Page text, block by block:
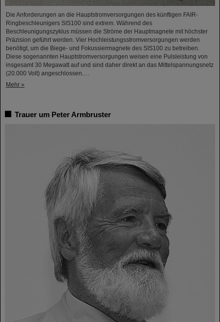
Die Anforderungen an die Hauptstromversorgungen des künftigen FAIR-
Ringbeschleunigers SIS100 sind extrem. Während des
Beschleunigungszyklus müssen die Ströme der Hauptmagnete mit höchster
Präzision geführt werden. Vier Hochleistungsstromversorgungen werden
benötigt, um die Biege- und Fokussiermagnete des SIS100 zu betreiben.
Diese sogenannten Hauptstromversorgungen weisen eine Pulsleistung von
insgesamt 30 Megawatt auf und sind daher direkt an das Mittelspannungsnetz
(20.000 Volt) angeschlossen.…
Mehr »
Trauer um Peter Armbruster